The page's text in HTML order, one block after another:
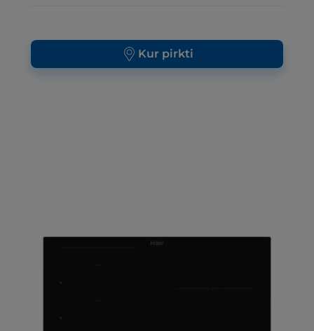
Kur pirkti